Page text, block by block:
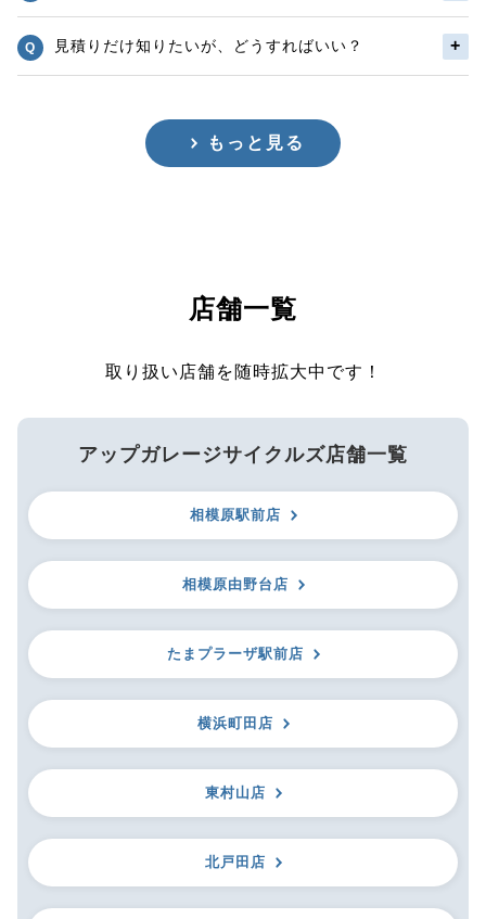
見積りだけ知りたいが、どうすればいい？
もっと見る
店舗一覧
取り扱い店舗を随時拡大中です！
アップガレージサイクルズ店舗一覧
相模原駅前店
相模原由野台店
たまプラーザ駅前店
横浜町田店
東村山店
北戸田店